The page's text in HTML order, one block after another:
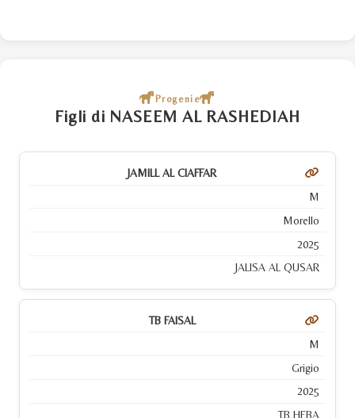
Progenie
Figli di NASEEM AL RASHEDIAH
JAMILL AL CIAFFAR
M
Morello
2025
JALISA AL QUSAR
TB FAISAL
M
Grigio
2025
TB HEBA